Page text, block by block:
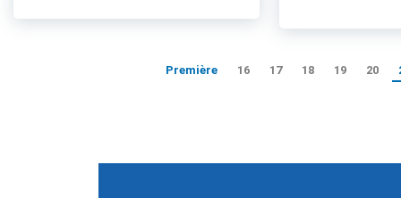
Première 16 17 18 19 20